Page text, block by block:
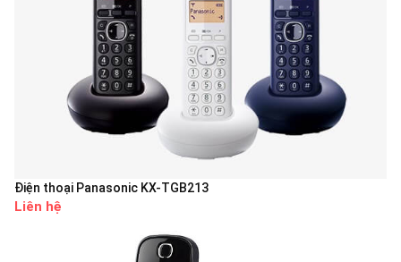
Điện thoại Panasonic KX-TGB213
Liên hệ